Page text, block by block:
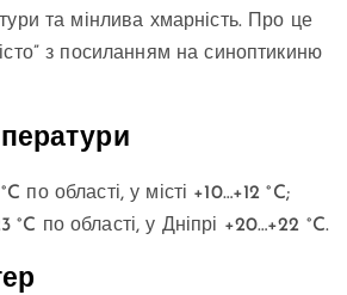
та мінлива хмарність. Про це
з посиланням на синоптикиню
по області, у місті +10…+12 °C;
°C по області, у Дніпрі +20…+22 °C.